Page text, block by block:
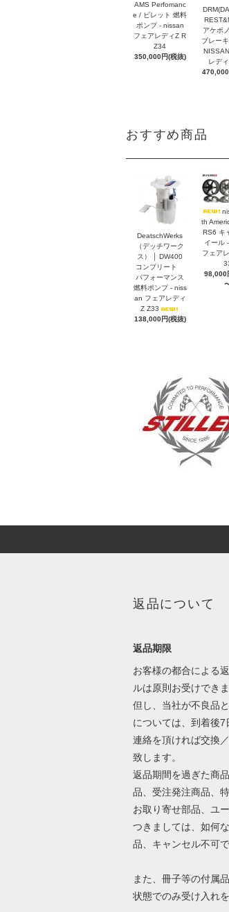
AMS Perfomanc
e / ビレット 燃料
ポンプ - nissan
フェアレディZ R
Z34
350,000円(税抜)
アケボ
ブレー
レデ
おすすめ商品
DeatschWerks
（デッチワーク
ス） │ DW400
コンプリート
パフォーマンス
燃料ポンプ - niss
an フェアレディ
Z Z33
138,000円(税抜)
th
RS6 キ
イール
フェア
98,000
返品について
返品期限
お客様の都合による
ルは原則お受けできま
但し、当社が不良品
については、到着後7
連絡を頂ければ交換
致します。
返品期間を過ぎた商
品、受注発注商品、
お取り寄せ部品、ユ
つきましては、如何
品、キャンセル不可で
また、冊子等の付属
状態でのみ受け入れを